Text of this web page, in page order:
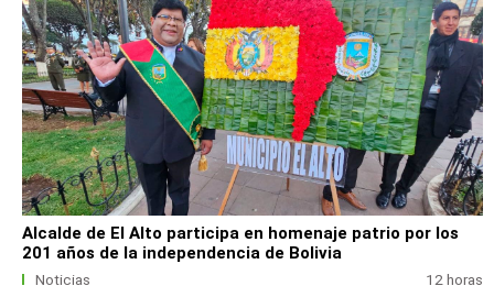
Alcalde de El Alto participa en homenaje patrio por los
201 años de la independencia de Bolivia
Noticias 12 horas